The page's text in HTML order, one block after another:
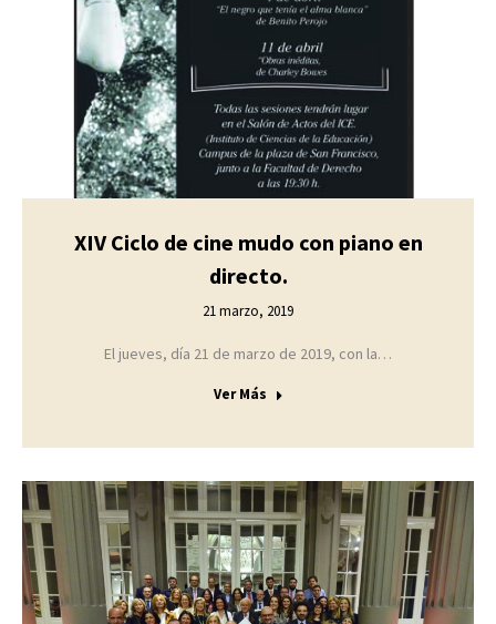
XIV Ciclo de cine mudo con piano en
directo.
21 marzo, 2019
El jueves, día 21 de marzo de 2019, con la…
Ver Más